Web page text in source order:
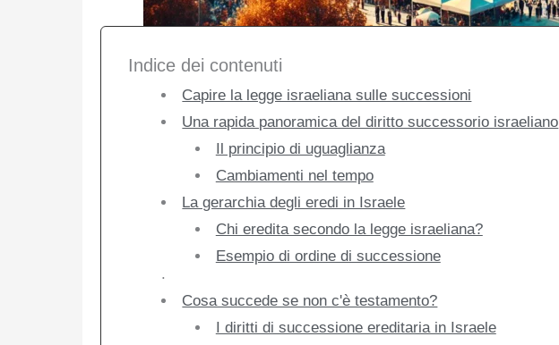
Indice dei contenuti
Capire la legge israeliana sulle successioni
Una rapida panoramica del diritto successorio israeliano
Il principio di uguaglianza
Cambiamenti nel tempo
La gerarchia degli eredi in Israele
Chi eredita secondo la legge israeliana?
Esempio di ordine di successione
.
Cosa succede se non c'è testamento?
I diritti di successione ereditaria in Israele